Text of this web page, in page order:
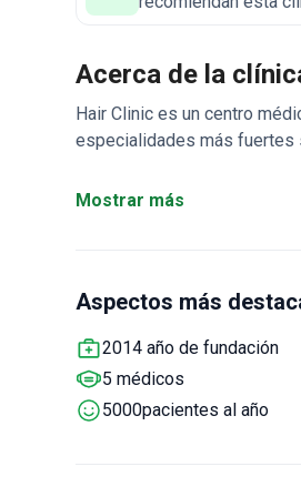
Acerca de la
Hair Clinic es un centro
especialidades más fuertes
Hair Clinic realizó 20.000
tanto a adultos como a
Mostrar más
Aspectos más
2014 año de fundación
5 médicos
5000pacientes al año